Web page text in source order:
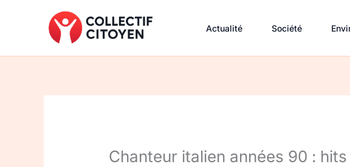
Actualité Société
Chanteur italien années 90 :